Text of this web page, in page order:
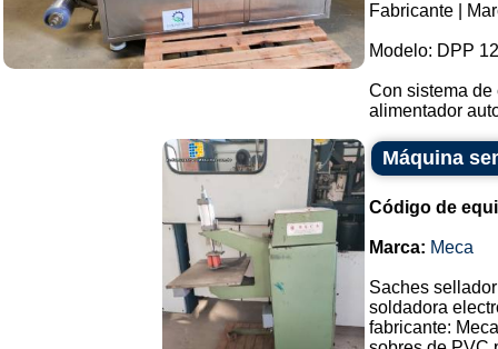
Fabricante |
Modelo: DPP
Con sistema de
alimentador
Máquina
Código de
Marca: Meca
Saches sellador
soldadora
fabricante: